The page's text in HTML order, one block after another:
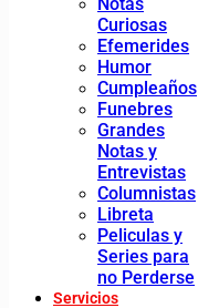
Curiosas
Efemerides
Humor
Cumpleaños
Funebres
Grandes
Notas y
Entrevistas
Columnistas
Libreta
Peliculas y
Series para
no Perderse
Servicios